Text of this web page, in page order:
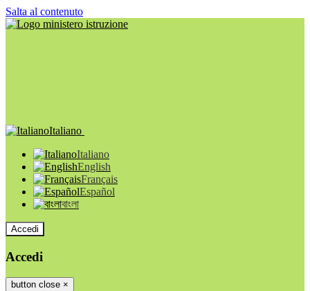
Salta al contenuto
Italiano
Italiano
English
Français
Español
বাংলা
Accedi
Accedi
button close ×